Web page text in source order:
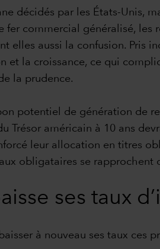
décidés par les États-Unis,
commercial généralisé, les
elles aussi la confusion. Pris
la croissance, ce qui
la prudence.
potentiel de génération de
Trésor américain à 10 ans
leur allocation en titres
obligataires se rapprochent
ses taux
à nouveau ses taux ces